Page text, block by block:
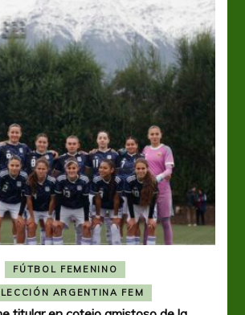
REGIONAL AMATEUR
de Verónica en Alejandro Korn